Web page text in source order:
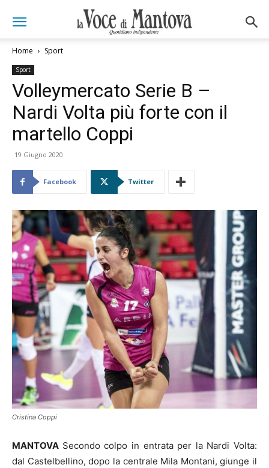
Home Sport
Sport
Volleymercato Serie B –
Nardi Volta più forte con il
martello Coppi
19 Giugno 2020
Facebook Twitter
Cristina Coppi
MANTOVA Secondo colpo in entrata per la Nardi Volta:
dal Castelbellino, dopo la centrale Mila Montani, giunge il